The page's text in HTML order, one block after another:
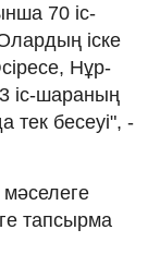
70 іс-
іске
Нұр-
іс-шараның
тек бесеуі", -
тапсырма